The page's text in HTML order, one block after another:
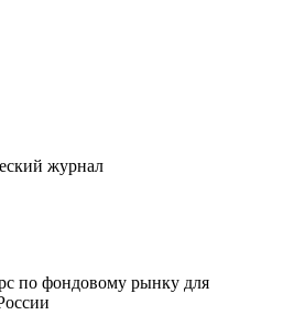
журнал
по фондовому рынку для